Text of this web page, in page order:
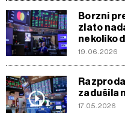
Borzni
zlato
nekoliko
19.06.2026
zadušila
17.05.2026